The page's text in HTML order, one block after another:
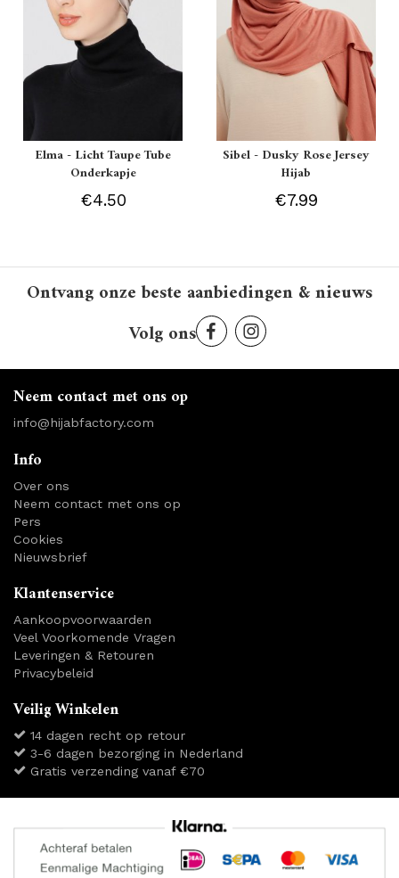
Elma - Licht Taupe Tube
Onderkapje
€4.50
Sibel - Dusky Rose Jersey
Hijab
€7.99
Ontvang onze beste aanbiedingen & nieuws
Volg ons
Neem contact met ons op
info@hijabfactory.com
Info
Over ons
Neem contact met ons op
Pers
Cookies
Nieuwsbrief
Klantenservice
Aankoopvoorwaarden
Veel Voorkomende Vragen
Leveringen & Retouren
Privacybeleid
Veilig Winkelen
14 dagen recht op retour
3-6 dagen bezorging in Nederland
Gratis verzending vanaf €70